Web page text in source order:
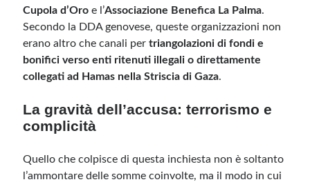
Cupola d’Oro e l’Associazione Benefica La Palma.
Secondo la DDA genovese, queste organizzazioni non
erano altro che canali pertriangolazioni di fondi e
bonifici verso enti ritenuti illegali o direttamente
collegati ad Hamas nella Striscia di Gaza.
La gravità dell’accusa: terrorismo e
complicità
Quello che colpisce di questa inchiesta non è soltanto
l’ammontare delle somme coinvolte, ma il modo in cui